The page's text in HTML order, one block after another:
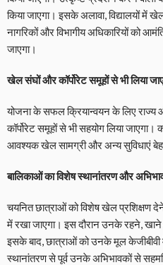
किया जाएगा। इसके अलावा, विद्यालयों में
नागरिकों और विभागीय अधिकारियों को
जाएगा।
खेल संघों और कॉर्पोरेट समूहों से भी लिया
योजना के सफल क्रियान्वयन के लिए
कॉर्पोरेट समूहों से भी सहयोग लिया
आवश्यक खेल सामग्री और अन्य सुविधाएं
बालिकाओं का विशेष स्थानांतरण और
चयनित छात्राओं को विशेष खेल प्रशिक्षण
में रखा जाएगा। इस दौरान उनके रहने, खाने
इसके बाद, छात्राओं को उनके मूल केजीबीवी
स्थानांतरण से पूर्व उनके अभिभावकों से